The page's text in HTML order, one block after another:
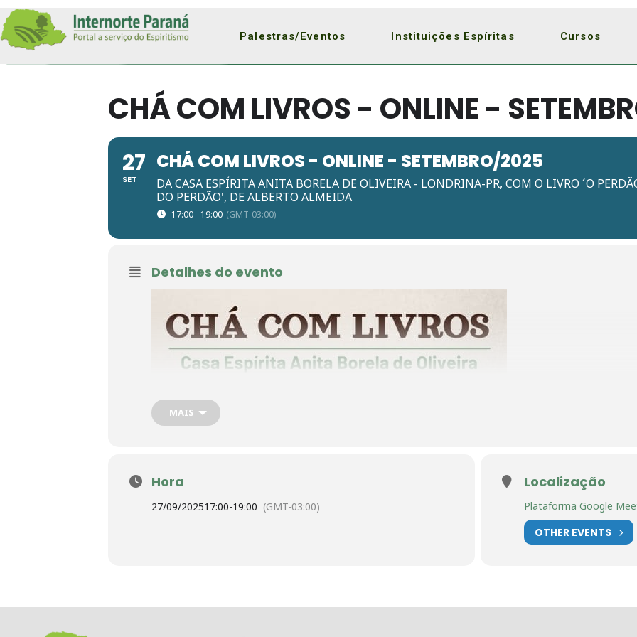
Palestras/Eventos Instituições Espíritas Cursos
CHÁ COM LIVROS - ONLINE -
27
SET
CHÁ COM LIVROS - ONLINE - SETEMBRO/2025
DA CASA ESPÍRITA ANITA BORELA DE OLIVEIRA - LONDRINA-PR, COM O LIVRO ´O
DO PERDÃO', DE ALBERTO ALMEIDA
17:00 - 19:00 (GMT-03:00)
Detalhes do evento
MAIS
Hora
27/09/202517:00-19:00 (GMT-03:00)
Localização
Plataforma Google
OTHER EVENTS